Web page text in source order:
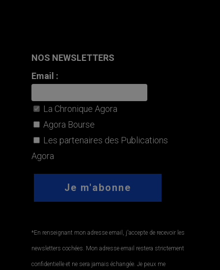
NOS NEWSLETTERS
Email :
La Chronique Agora
Agora Bourse
Les partenaires des Publications
Agora
*En renseignant mon adresse email, j'accepte de recevoir les
newsletters cochées. Mon adresse email restera strictement
confidentielle et ne sera jamais échangée. Je peux me